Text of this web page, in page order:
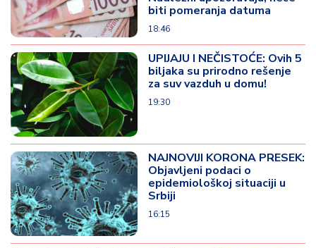
biti pomeranja datuma
18:46
UPIJAJU I NEČISTOĆE: Ovih 5
biljaka su prirodno rešenje
za suv vazduh u domu!
19:30
NAJNOVIJI KORONA PRESEK:
Objavljeni podaci o
epidemiološkoj situaciji u
Srbiji
16:15